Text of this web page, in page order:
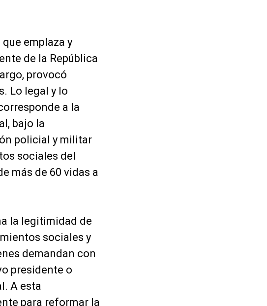
emplaza y
de la República
provocó
Lo legal y lo
a la
bajo la
policial y militar
sociales del
más de 60 vidas a
la legitimidad de
sociales y
demandan con
presidente o
A esta
para reformar la